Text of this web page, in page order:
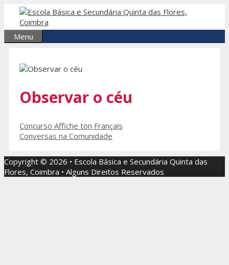
Saltar
o
conteúdo
Menu
Observar o céu
Navegação
de
Concurso Affiche ton Français
Conversas na Comunidade
Copyright © 2026 • Escola Básica e Secundária Quinta das
Flores, Coimbra • Alguns Direitos Reservados